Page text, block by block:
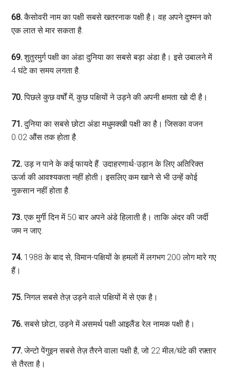
68.कैसोवरी नाम का पक्षी सबसे खतरनाक पक्षी है। वह अपने दुश्मन को
एक लात से मार सकता है.
69.शुतुरमुर्ग पक्षी का अंडा दुनिया का सबसे बड़ा अंडा है। इसे उबालने में
4 घंटे का समय लगता है.
70.पिछले कुछ वर्षों में, कुछ पक्षियों ने उड़ने की अपनी क्षमता खो दी है।
71.दुनिया का सबसे छोटा अंडा मधुमक्खी पक्षी का है। जिसका वजन
0.02 औंस तक होता है.
72.उड़ न पाने के कई फायदे हैं. उदाहरणार्थ-उड़ान के लिए अतिरिक्त
ऊर्जा की आवश्यकता नहीं होती। इसलिए कम खाने से भी उन्हें कोई
नुकसान नहीं होता है.
73.एक मुर्गी दिन में 50 बार अपने अंडे हिलाती है। ताकि अंदर की जर्दी
जम न जाए.
74. 1988 के बाद से, विमान-पक्षियों के हमलों में लगभग 200 लोग मारे गए
हैं।
75.निगल सबसे तेज़ उड़ने वाले पक्षियों में से एक है।
76.सबसे छोटा, उड़ने में असमर्थ पक्षी आइलैंड रेल नामक पक्षी है।
77.जेन्टो पेंगुइन सबसे तेज़ तैरने वाला पक्षी है, जो 22 मील/घंटे की रफ़्तार
से तैरता है।